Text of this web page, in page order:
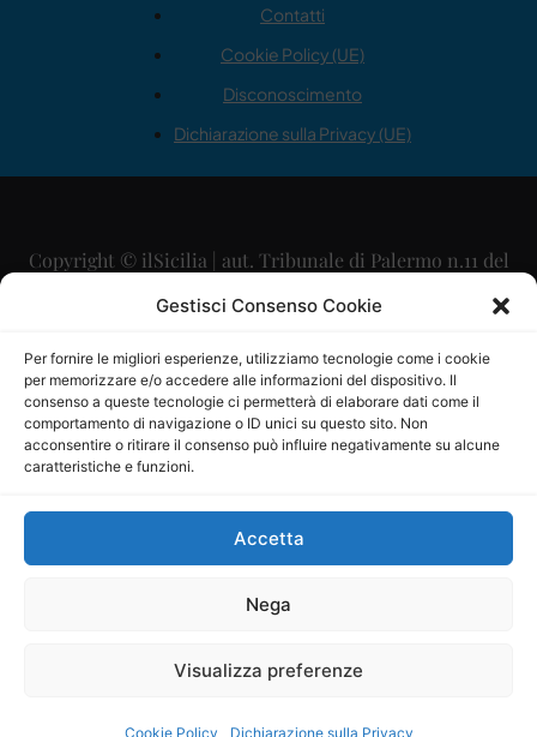
Gestisci Consenso Cookie
Per fornire le migliori esperienze, utilizziamo tecnologie come i cookie
per memorizzare e/o accedere alle informazioni del dispositivo. Il
consenso a queste tecnologie ci permetterà di elaborare dati come il
comportamento di navigazione o ID unici su questo sito. Non
acconsentire o ritirare il consenso può influire negativamente su alcune
caratteristiche e funzioni.
Accetta
Nega
Visualizza preferenze
Cookie Policy Dichiarazione sulla Privacy
Contatti
Cookie Policy (UE)
Disconoscimento
Dichiarazione sulla Privacy (UE)
Copyright © ilSicilia | aut. Tribunale di Palermo n.11 del
29/09/2015
Direttore Editoriale: Maurizio Scaglione
Direttore Responsabile: Maria Calabrese
P.IVA: 06334930820
Mercurio Comunicazione Società Cooperativa a r.l. è
iscritta al Registro degli Operatori di Comunicazione al
Sito gestito daLa Digitale srl–info@ladigitale.it